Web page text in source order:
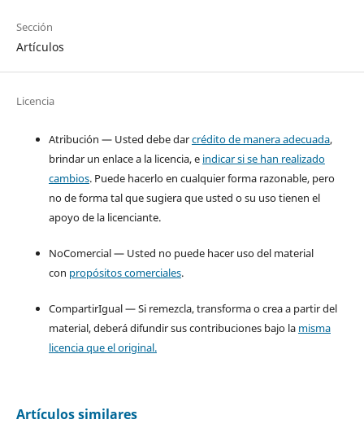
Sección
Artículos
Licencia
Atribución — Usted debe darcrédito de manera adecuada,
brindar un enlace a la licencia, e indicar si se han realizado
cambios. Puede hacerlo en cualquier forma razonable, pero
no de forma tal que sugiera que usted o su uso tienen el
apoyo de la licenciante.
NoComercial — Usted no puede hacer uso del material
con propósitos comerciales.
CompartirIgual — Si remezcla, transforma o crea a partir del
material, deberá difundir sus contribuciones bajo la misma
licencia que el original.
Artículos similares